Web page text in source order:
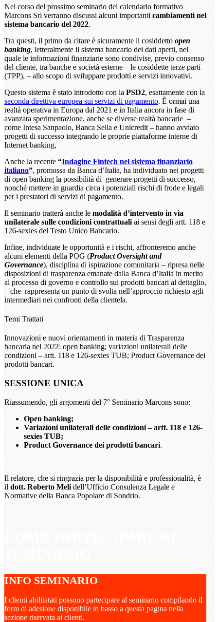
Nel corso del prossimo seminario del calendario formativo
Marcons Srl verranno discussi alcuni importanti cambiamenti nel
sistema bancario del 2022.
Tra questi, il primo da citare è sicuramente il cosiddetto open
banking, letteralmente il sistema bancario dei dati aperti, nel
quale le informazioni finanziarie sono condivise, previo consenso
del cliente, tra banche e società esterne – le cosiddette terze parti
(TPP), – allo scopo di sviluppare prodotti e servizi innovativi.
Questo sistema è stato introdotto con la PSD2, esattamente con la
seconda direttiva europea sui servizi di pagamento. È ormai una
realtà operativa in Europa dal 2021 e in Italia ancora in fase di
avanzata sperimentazione, anche se diverse realtà bancarie –
come Intesa Sanpaolo, Banca Sella e Unicredit – hanno avviato
progetti di successo integrando le proprie piattaforme interne di
Internet banking,
Anche la recente “Indagine Fintech nel sistema finanziario
italiano”, promossa da Banca d’Italia, ha individuato nei progetti
di open banking la possibilità di generare progetti di successo,
nonché mettere in guardia circa i potenziali rischi di frode e legali
per i prestatori di servizi di pagamento.
Il seminario tratterà anche le modalità d’intervento in via
unilaterale sulle condizioni contrattuali ai sensi degli artt. 118 e
126-sexies del Testo Unico Bancario.
Infine, individuate le opportunità e i rischi, affronteremo anche
alcuni elementi della POG (Product Oversight and
Governance), disciplina di ispirazione comunitaria – ripresa nelle
disposizioni di trasparenza emanate dalla Banca d’Italia in merito
al processo di governo e controllo sui prodotti bancari al dettaglio,
– che rappresenta un punto di svolta nell’approccio richiesto agli
intermediari nei confronti della clientela.
Temi Trattati
Innovazioni e nuovi orientamenti in materia di Trasparenza
bancaria nel 2022: open banking; variazioni unilaterali delle
condizioni – artt. 118 e 126-sexies TUB; Product Governance dei
prodotti bancari.
SESSIONE UNICA
Riassumendo, gli argomenti del 7° Seminario Marcons sono:
Open banking;
Variazioni unilaterali delle condizioni – artt. 118 e 126-
sexies TUB;
Product Governance dei prodotti bancari.
Il relatore, che si ringrazia per la disponibilità e professionalità, è
il dott. Roberto Meli dell’Ufficio Consulenza Legale e
Normative della Banca Popolare di Sondrio.
INFO SEMINARIO
I clienti abilitatati possono partecipare al seminario compilando il
form di adesione disponibile in basso a questa pagina nella
sezione riservata ai clienti.